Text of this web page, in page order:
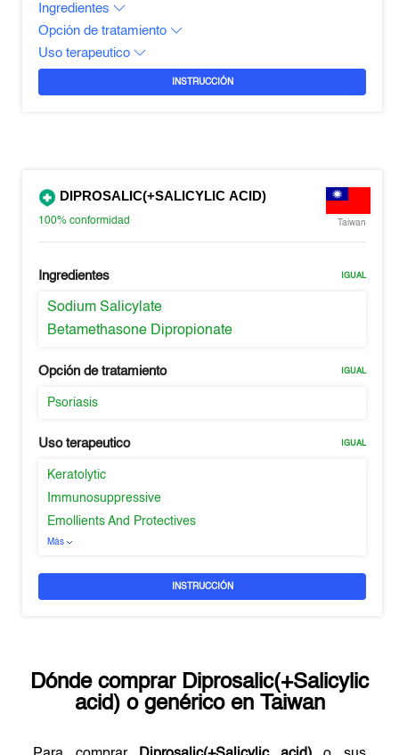
Ingredientes
Opción de tratamiento
Uso terapeutico
INSTRUCCIÓN
DIPROSALIC(+SALICYLIC ACID)
100%conformidad Taiwan
Ingredientes IGUAL
Sodium Salicylate
Betamethasone Dipropionate
Opción de tratamiento IGUAL
Psoriasis
Uso terapeutico IGUAL
Keratolytic
Immunosuppressive
Emollients And Protectives
Más
INSTRUCCIÓN
Dónde comprar Diprosalic(+Salicylic
acid)o genérico en Taiwan